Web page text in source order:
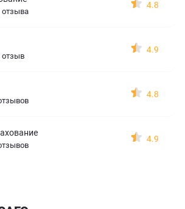
отзыва
4.8
отзыв
4.9
4.8
4.9